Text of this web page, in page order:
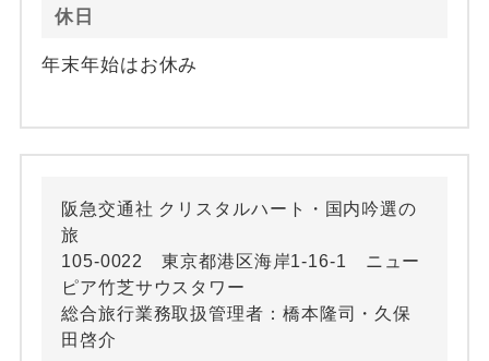
休日
年末年始はお休み
阪急交通社 クリスタルハート・国内吟選の
旅
105-0022 東京都港区海岸1-16-1 ニュー
ピア竹芝サウスタワー
総合旅行業務取扱管理者：橋本隆司・久保
田啓介